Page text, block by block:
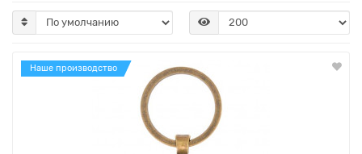
Наше производство